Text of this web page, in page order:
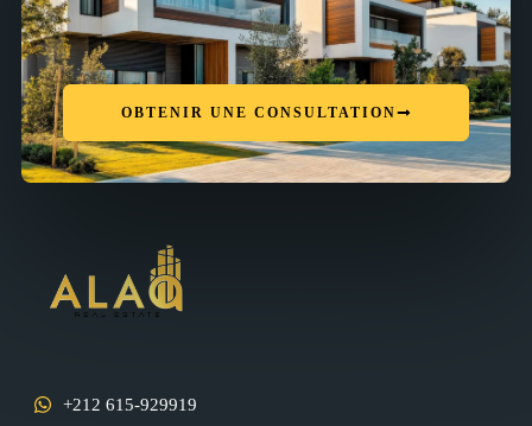
OBTENIR UNE CONSULTATION
+212 615-929919